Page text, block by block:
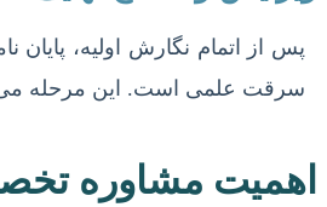
پس از اتمام نگارش اولیه،
سرقت علمی است. این مرحله
اهمیت مشاوره